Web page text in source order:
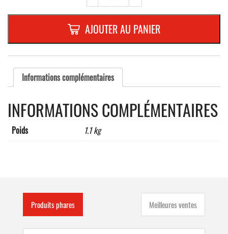
PANNEAU
DE
CHANTIER
(DIFFERENTS
PICTOS
DE
SECURITE)FOREX
de
700
x
1000
mm
AJOUTER AU PANIER
Informations complémentaires
INFORMATIONS COMPLÉMENTAIRES
Poids 1.1 kg
Produits phares Meilleures ventes